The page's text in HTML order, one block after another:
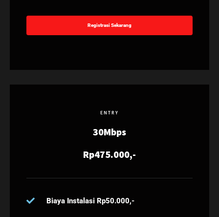
Registrasi Sekarang
ENTRY
30Mbps
Rp475.000,-
Biaya Instalasi Rp50.000,-